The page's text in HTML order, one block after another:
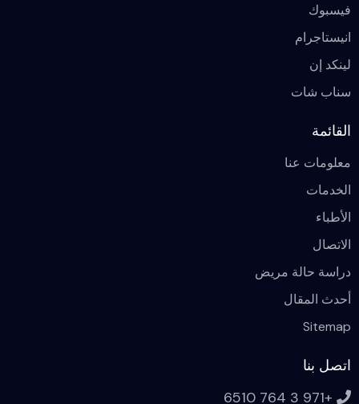
فيسبوك
انيستاجرام
لينكد إن
سناب شات
القائمة
معلومات عنا
الخدمات
الأطباء
الاتصال
دراسة حالة مريض
أحدث المقال
Sitemap
اتصل بنا
+971 3 764 6510